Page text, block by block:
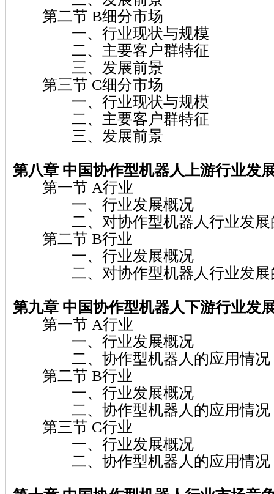
第二节 B细分市场
一、行业现状与规模
二、主要客户群特征
三、发展前景
第三节 C细分市场
一、行业现状与规模
二、主要客户群特征
三、发展前景
第八章 中国协作型机器人上游行业发
第一节 A行业
一、行业发展概况
二、对协作型机器人行业发展
第二节 B行业
一、行业发展概况
二、对协作型机器人行业发展
第九章 中国协作型机器人下游行业发
第一节 A行业
一、行业发展概况
二、协作型机器人的应用情况
第二节 B行业
一、行业发展概况
二、协作型机器人的应用情况
第三节 C行业
一、行业发展概况
二、协作型机器人的应用情况